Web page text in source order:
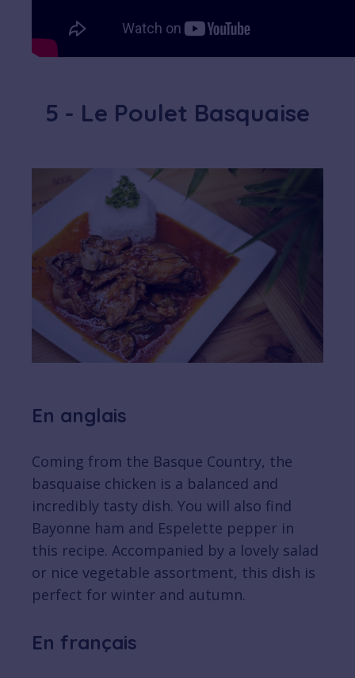
5 - Le Poulet Basquaise
En anglais
Coming from the Basque Country, the
basquaise chicken is a balanced and
incredibly tasty dish. You will also find
Bayonne ham and Espelette pepper in
this recipe. Accompanied by a lovely salad
or nice vegetable assortment, this dish is
perfect for winter and autumn.
En français